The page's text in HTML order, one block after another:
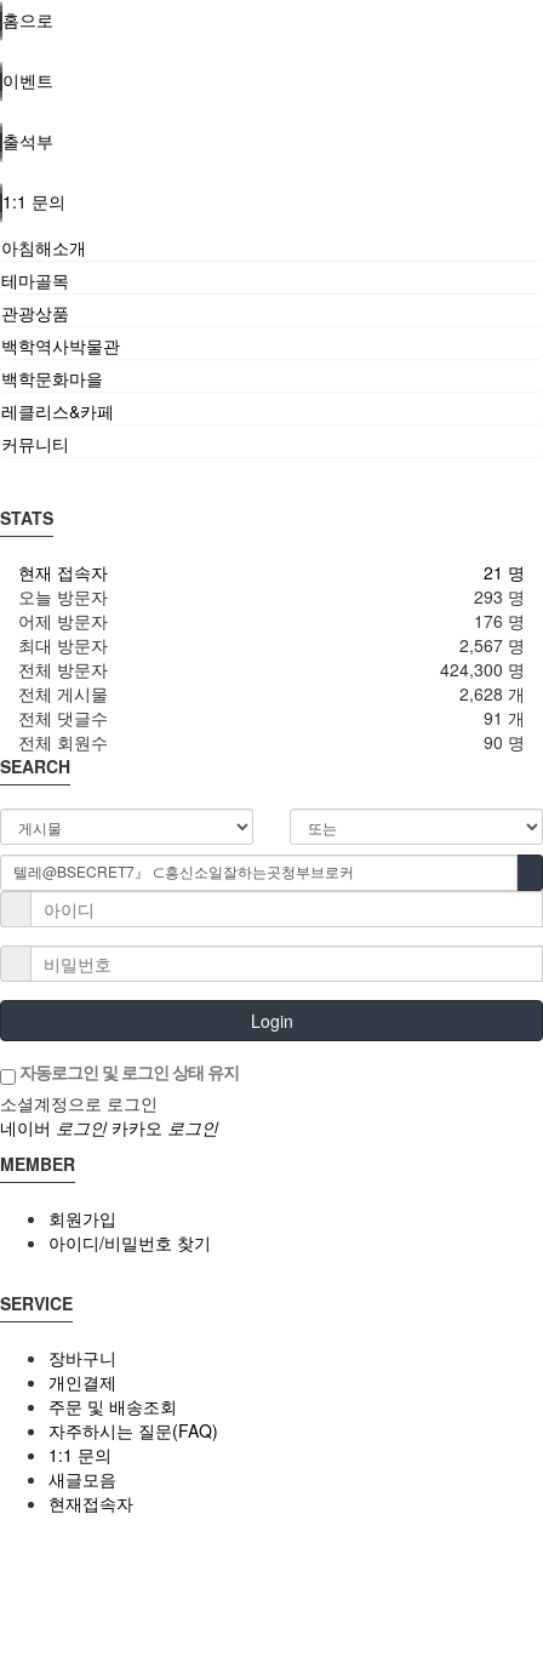
홈으로
이벤트
출석부
1:1 문의
아침해소개
테마골목
관광상품
백학역사박물관
백학문화마을
레클리스&카페
커뮤니티
STATS
21 명
현재 접속자
293 명
오늘 방문자
176 명
어제 방문자
2,567 명
최대 방문자
424,300 명
전체 방문자
2,628 개
전체 게시물
91 개
전체 댓글수
90 명
전체 회원수
SEARCH
Login
자동로그인 및 로그인 상태 유지
소셜계정으로 로그인
네이버 로그인 카카오 로그인
MEMBER
회원가입
아이디/비밀번호 찾기
SERVICE
장바구니
개인결제
주문 및 배송조회
자주하시는 질문(FAQ)
1:1 문의
새글모음
현재접속자